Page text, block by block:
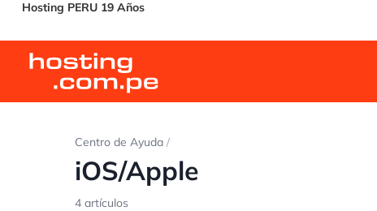
Hosting PERU 19 Años
Centro de Ayuda /
iOS/Apple
4 artículos